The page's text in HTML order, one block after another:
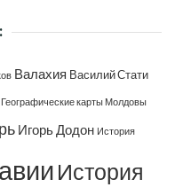
Валахия Василий Стати
Географические карты Молдовы
Игорь Додон История
История